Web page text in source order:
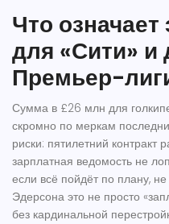
Что
для «Сити» и
Премьер-
Сумма в £26 млн для
скромно по меркам
риски: пятилетний контракт
зарплатная ведомость не
если всё пойдёт по плану,
Эдерсона это не просто
без кардинальной